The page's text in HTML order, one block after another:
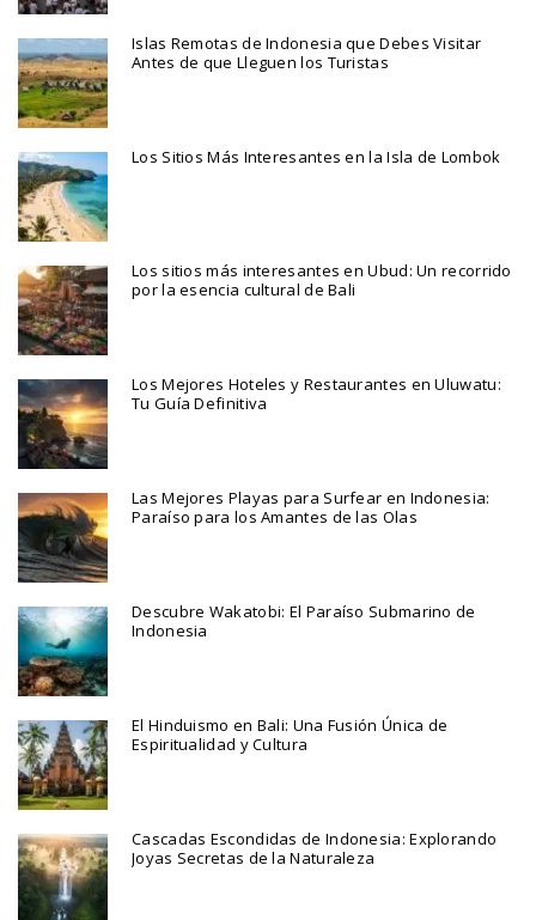
Islas Remotas de Indonesia que Debes Visitar
Antes de que Lleguen los Turistas
Los Sitios Más Interesantes en la Isla de Lombok
Los sitios más interesantes en Ubud: Un recorrido
por la esencia cultural de Bali
Los Mejores Hoteles y Restaurantes en Uluwatu:
Tu Guía Definitiva
Las Mejores Playas para Surfear en Indonesia:
Paraíso para los Amantes de las Olas
Descubre Wakatobi: El Paraíso Submarino de
Indonesia
El Hinduismo en Bali: Una Fusión Única de
Espiritualidad y Cultura
Cascadas Escondidas de Indonesia: Explorando
Joyas Secretas de la Naturaleza